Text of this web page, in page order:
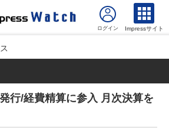
Impressサイト
行/経費精算に参入 月次決算を